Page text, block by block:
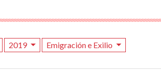
2019 Emigración e Exilio